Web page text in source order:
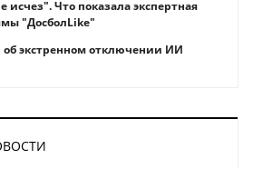
исчез". Что показала экспертная
"ДосболLike"
об экстренном отключении ИИ